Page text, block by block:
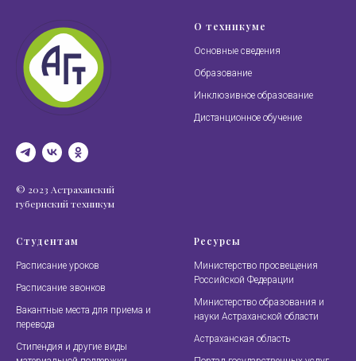
© 2023 Астраханский
губернский техникум
О техникуме
Основные сведения
Образование
Инклюзивное образование
Дистанционное обучение
Студентам
Расписание уроков
Расписание звонков
Вакантные места для приема и
перевода
Стипендия и другие виды
Ресурсы
Министерство просвещения
Российской Федерации
Министерство образования и
науки Астраханской области
Астраханская область